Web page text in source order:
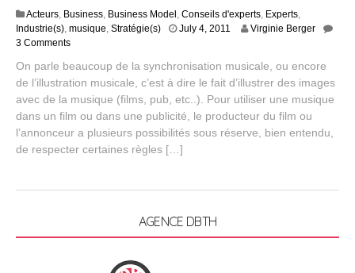
Acteurs, Business, Business Model , Conseils d'experts, Experts,
Industrie(s), musique, Stratégie(s) July 4, 2011
t
e
m
b
Virginie Berger
3 Comments
On parle beaucoup de la synchronisation musicale, ou encore
de l’illustration musicale, c’est à dire le fait d’illustrer des images
avec de la musique (films, pub, etc..). Pour utiliser une musique
dans un film ou dans une publicité, le producteur du film ou
l’annonceur a plusieurs possibilités sous réserve, bien entendu,
de respecter certaines règles […]
AGENCE DBTH